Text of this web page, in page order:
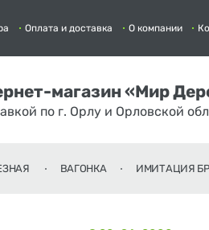
Оплата и доставка О компании
магазин «Мир
по г. Орлу и Орловской
ВАГОНКА ИМИТАЦИЯ